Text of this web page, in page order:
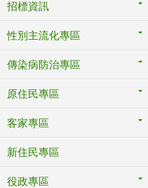
招標資訊
性別主流化專區
傳染病防治專區
原住民專區
客家專區
新住民專區
役政專區